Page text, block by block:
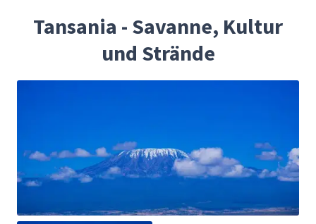
Tansania - Savanne, Kultur
und Strände